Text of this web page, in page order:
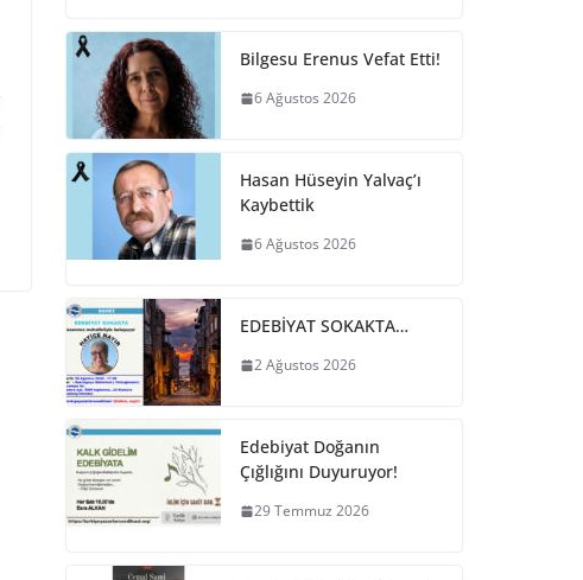
Bilgesu Erenus Vefat Etti!
6 Ağustos 2026
Hasan Hüseyin Yalvaç’ı
Kaybettik
6 Ağustos 2026
EDEBİYAT SOKAKTA…
2 Ağustos 2026
Edebiyat Doğanın
Çığlığını Duyuruyor!
29 Temmuz 2026